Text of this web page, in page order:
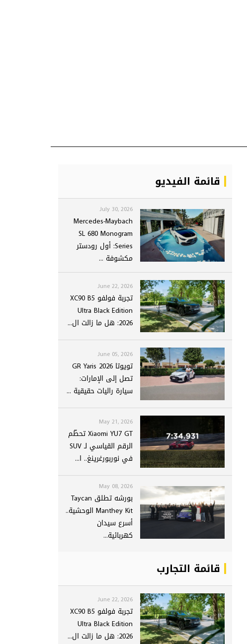
قائمة الفيديو
July 30, 2026
Mercedes-Maybach
SL 680 Monogram
Series: أول رودستر
مكشوفة ...
June 22, 2026
تجربة فولفو XC90 B5
Ultra Black Edition
2026: هل ما زالت ال...
June 05, 2026
تويوتا GR Yaris 2026
تصل إلى الإمارات:
سيارة راليات حقيقية ...
May 21, 2026
Xiaomi YU7 GT تحطّم
الرقم القياسي لـ SUV
في نوربورغرينغ.. ا...
May 08, 2026
بورشه تطلق Taycan
Manthey Kit الوحشية..
أسرع سيدان
كهربائية...
قائمة التجارب
June 22, 2026
تجربة فولفو XC90 B5
Ultra Black Edition
2026: هل ما زالت ال...